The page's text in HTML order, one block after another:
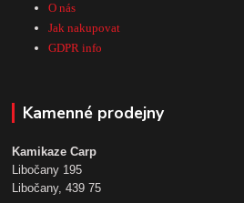
O nás
Jak nakupovat
GDPR info
Kamenné prodejny
Kamikaze Carp
Libočany 195
Libočany, 439 75